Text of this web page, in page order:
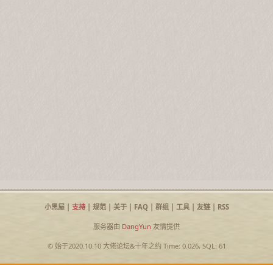
小黑屋| 支持| 规范| 关于| FAQ| 群组| 工具| 友链| RSS
服务器由 DangYun 友情提供
© 始于2020.10.10 大佬论坛&十年之约Time: 0.026, SQL: 61